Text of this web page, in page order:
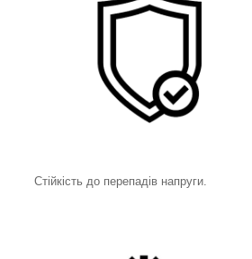
Стійкість до перепадів напруги.